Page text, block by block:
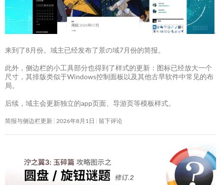
来到了8月份。域主已经发布了景の域7月份的简报。
此外，侧边栏的小工具部分也得到了样式的更新：图标已经放大一个
尺寸，其排版类似于Windows控制面板以及其他古早软件中常见的布
局。
后续，域主会更新独立的app页面、导游页等模板样式。
简报与侧边栏更新 2026年8月1日 留下评论